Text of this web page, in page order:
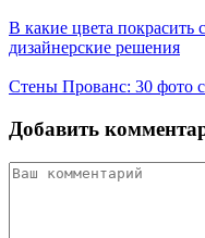
В какие цвета покрасить
дизайнерские решения
Стены Прованс: 30 фото
Добавить